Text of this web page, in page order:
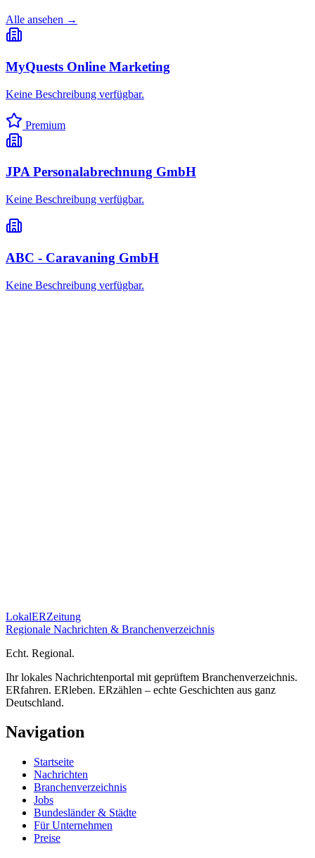
Alle ansehen →
MyQuests Online Marketing
Keine Beschreibung verfügbar.
Premium
JPA Personalabrechnung GmbH
Keine Beschreibung verfügbar.
ABC - Caravaning GmbH
Keine Beschreibung verfügbar.
LokalERZeitung
Regionale Nachrichten & Branchenverzeichnis
Echt. Regional.
Ihr lokales Nachrichtenportal mit geprüftem Branchenverzeichnis.
ERfahren. ERleben. ERzählen – echte Geschichten aus ganz
Deutschland.
Navigation
Startseite
Nachrichten
Branchenverzeichnis
Jobs
Bundesländer & Städte
Für Unternehmen
Preise